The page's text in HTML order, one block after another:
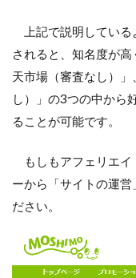
上記で説明している
されると、知名度が
天市場（審査なし）
し）」の3つの中から
ることが可能です。
もしもアフェリエイ
ーから「サイトの運
ださい。